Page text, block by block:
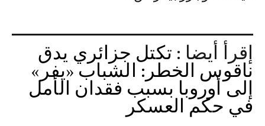
إقرأ أيضا : تكتل جزائري يدق
ناقوس الخطر: الشباب «يفر»
إلى أوروبا بسبب فقدان الأمل
في حكم العسكر